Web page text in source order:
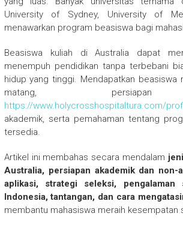
University of Sydney, University of
menawarkan program beasiswa bagi
Beasiswa kuliah di Australia dapat
menempuh pendidikan tanpa terbebani
hidup yang tinggi. Mendapatkan beasiswa
matang, persiapan
https://www.holycrosshospitaltura.com/
akademik, serta pemahaman tentang
tersedia.
Artikel ini membahas secara mendalam
Australia, persiapan akademik dan non-
aplikasi, strategi seleksi, pengalaman
Indonesia, tantangan, dan cara
membantu mahasiswa meraih kesempatan